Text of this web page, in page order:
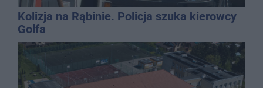
Kolizja na Rąbinie. Policja szuka kierowcy
Golfa